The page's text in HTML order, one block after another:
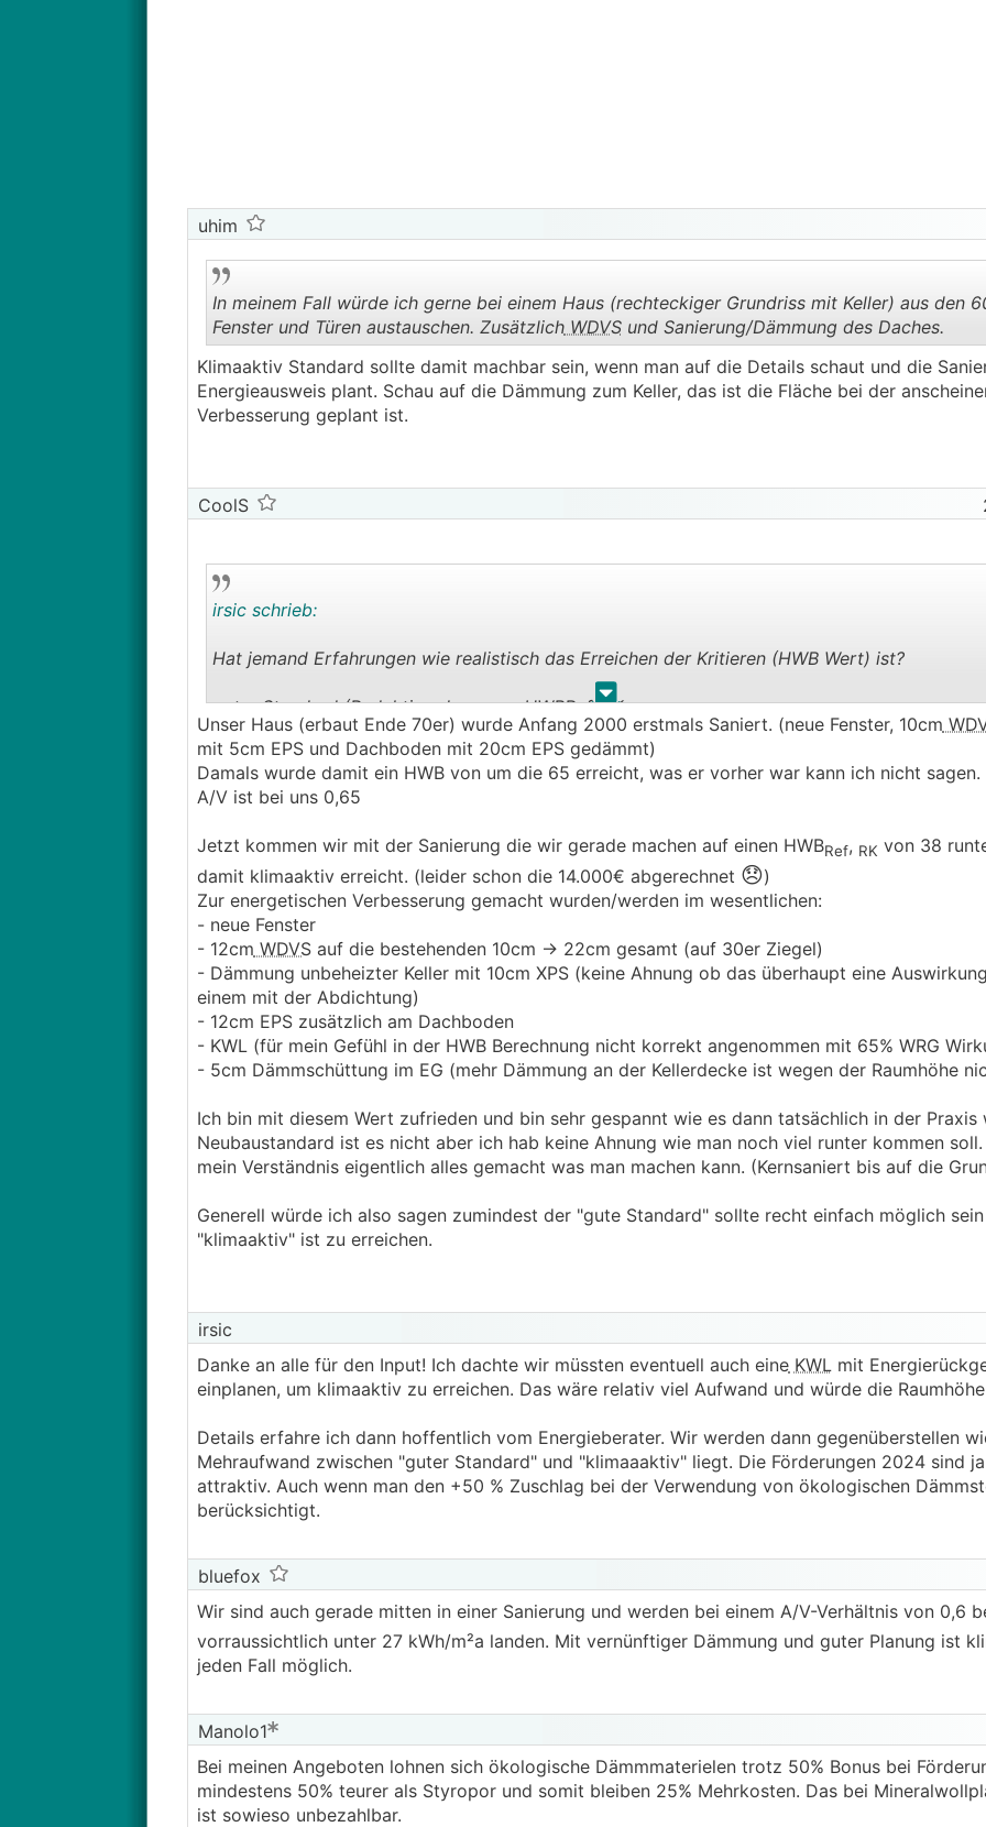
uhim
..
In meinem Fall würde ich gerne bei einem Haus (rechteckiger Grundriss mit Keller) aus den
Fenster und Türen austauschen. ZusätzlichWDVSund Sanierung/Dämmung des Daches.
Klimaaktiv Standard sollte damit machbar sein, wenn man auf die Details schaut und die
Energieausweis plant. Schau auf die Dämmung zum Keller, das ist die Fläche bei der
Verbesserung geplant ist.
CoolS
. .
irsic schrieb:
Hat jemand Erfahrungen wie realistisch das Erreichen der Kritieren (HWB Wert) ist?
guter Standard (Reduktion des spez. HWBRef, RK
1) auf max. 56,44 kWh/m2a bei einem A/V-Verhältnis2) ≥ 0,8 bzw.
max. 26,86 kWh/m2a bei einem A/V-Verhältnis ≤ 0,2)
klimaaktiv (Reduktion des spez. HWBRef, RK1) auf max. 44 kWh/m2a bei einem A/V-
max. 28 kWh/m2a bei einem A/V-Verhältnis ≤ 0,2)
In meinem Fall würde ich gerne bei einem Haus (rechteckiger Grundriss mit Keller) aus den
Fenster und Türen austauschen. ZusätzlichWDVSund Sanierung/Dämmung des Daches.
bereits auf Fernwärme umgestellt.
Werde demnächst einen Termin bei einem Energieberater vereinbaren. Wollte aber gerne
Meinungen wissen. Ist "guter Standard" ohne größere Änderungen machbar?
Unser Haus (erbaut Ende 70er) wurde Anfang 2000 erstmals Saniert. (neue Fenster, 10cm
mit 5cm EPS und Dachboden mit 20cm EPS gedämmt)
Damals wurde damit ein HWB von um die 65 erreicht, was er vorher war kann ich nicht sagen.
A/V ist bei uns 0,65
Jetzt kommen wir mit der Sanierung die wir gerade machen auf einen HWBRef, RK von 38
damit klimaaktiv erreicht. (leider schon die 14.000€ abgerechnet 😞)
Zur energetischen Verbesserung gemacht wurden/werden im wesentlichen:
- neue Fenster
- 12cm WDVSauf die bestehenden 10cm -> 22cm gesamt (auf 30er Ziegel)
- Dämmung unbeheizter Keller mit 10cm XPS (keine Ahnung ob das überhaupt eine
einem mit der Abdichtung)
- 12cm EPS zusätzlich am Dachboden
- KWL (für mein Gefühl in der HWB Berechnung nicht korrekt angenommen mit 65% WRG
- 5cm Dämmschüttung im EG (mehr Dämmung an der Kellerdecke ist wegen der Raumhöhe
Ich bin mit diesem Wert zufrieden und bin sehr gespannt wie es dann tatsächlich in der Praxis
Neubaustandard ist es nicht aber ich hab keine Ahnung wie man noch viel runter kommen
mein Verständnis eigentlich alles gemacht was man machen kann. (Kernsaniert bis auf die
Generell würde ich also sagen zumindest der "gute Standard" sollte recht einfach möglich
"klimaaktiv" ist zu erreichen.
irsic
Danke an alle für den Input! Ich dachte wir müssten eventuell auch eineKWLmit
einplanen, um klimaaktiv zu erreichen. Das wäre relativ viel Aufwand und würde die
Details erfahre ich dann hoffentlich vom Energieberater. Wir werden dann gegenüberstellen
Mehraufwand zwischen "guter Standard" und "klimaaaktiv" liegt. Die Förderungen 2024 sind
attraktiv. Auch wenn man den +50 % Zuschlag bei der Verwendung von ökologischen
berücksichtigt.
bluefox
Wir sind auch gerade mitten in einer Sanierung und werden bei einem A/V-Verhältnis von 0,6
vorraussichtlich unter 27 kWh/m²a landen. Mit vernünftiger Dämmung und guter Planung ist
jeden Fall möglich.
Manolo1
Bei meinen Angeboten lohnen sich ökologische Dämmmaterielen trotz 50% Bonus bei
mindestens 50% teurer als Styropor und somit bleiben 25% Mehrkosten. Das bei
ist sowieso unbezahlbar.